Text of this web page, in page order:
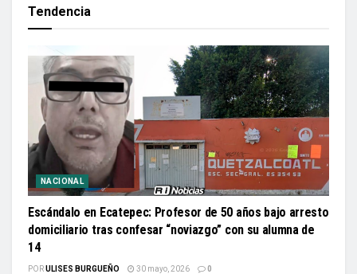
Tendencia
NACIONAL
Escándalo en Ecatepec: Profesor de 50 años bajo arresto
domiciliario tras confesar “noviazgo” con su alumna de
14
PORULISES BURGUEÑO 30 mayo, 2026 0